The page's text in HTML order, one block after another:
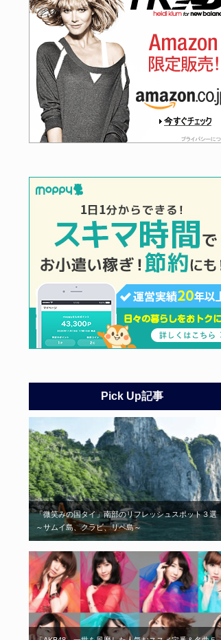
Pick Up記事
「微笑みの国タイ」南部のリフレッシュスポット３選
～サムイ島、クラビ、リペ島～